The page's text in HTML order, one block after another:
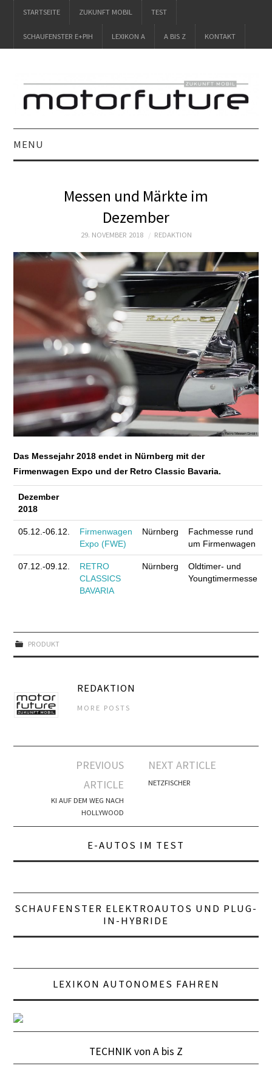
STARTSEITE ZUKUNFT MOBIL TEST
SCHAUFENSTER E+PIH LEXIKON A A BIS Z KONTAKT
MENU
ZUKUNFT MOBIL
SCHAUFENSTER
E+PIH
LEXIKON A
A BIS Z
KONTAKT
Messen und Märkte im
Dezember
29. NOVEMBER 2018 REDAKTION
Das Messejahr 2018 endet in Nürnberg mit der
Firmenwagen Expo und der Retro Classic Bavaria.
Dezember
2018
05.12.-06.12.
Firmenwagen
Expo (FWE)
Nürnberg
Fachmesse rund
um Firmenwagen
07.12.-09.12.
RETRO
CLASSICS
BAVARIA
Nürnberg
Oldtimer- und
Youngtimermesse
PRODUKT
REDAKTION
MORE POSTS
Navigation
PREVIOUS
ARTICLE
KI AUF DEM WEG NACH
HOLLYWOOD
NEXT ARTICLE
NETZFISCHER
E-AUTOS IM TEST
SCHAUFENSTER ELEKTROAUTOS UND PLUG-
IN-HYBRIDE
LEXIKON AUTONOMES FAHREN
TECHNIK von A bis Z